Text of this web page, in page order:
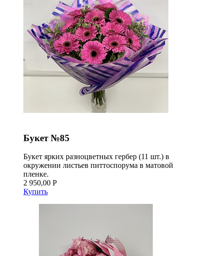
Букет №85
Букет ярких разноцветных гербер (11 шт.) в
окружении листьев питтоспорума в матовой
пленке.
2 950,00 Р
Купить